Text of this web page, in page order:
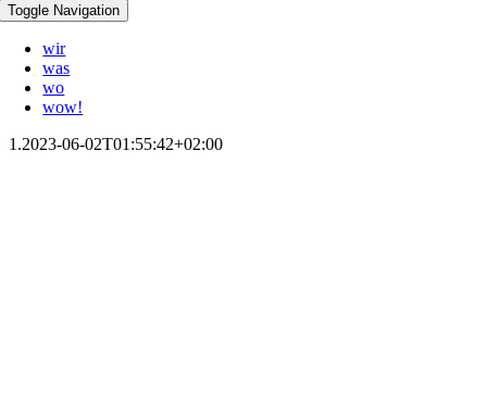
Toggle Navigation
wir
was
wo
wow!
1.2023-06-02T01:55:42+02:00